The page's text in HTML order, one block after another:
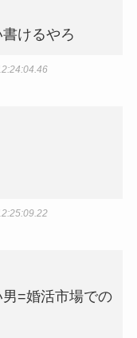
けるやろ
=婚活市場での